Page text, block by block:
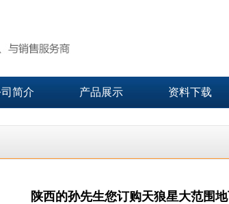
简介 产品展示 资料下载
陕西的孙先生您订购天狼星大范围